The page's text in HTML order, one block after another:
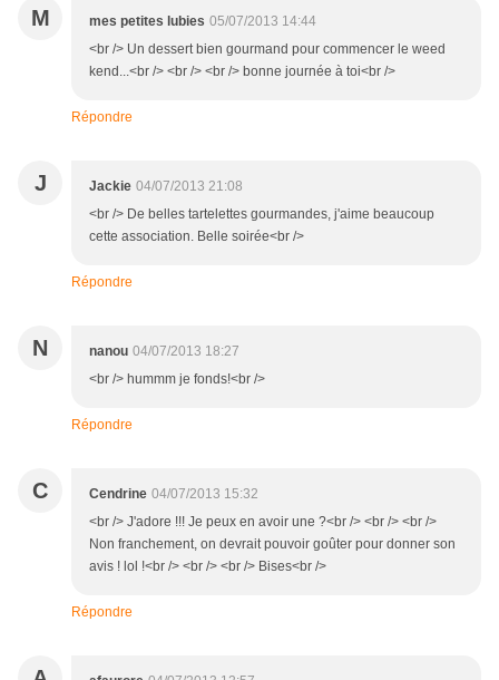
M mes petites lubies 05/07/2013 14:44
<br /> Un dessert bien gourmand pour commencer le weed
kend...<br /> <br /> <br /> bonne journée à toi<br />
Répondre
J Jackie 04/07/2013 21:08
<br /> De belles tartelettes gourmandes, j'aime beaucoup
cette association. Belle soirée<br />
Répondre
N nanou 04/07/2013 18:27
<br /> hummm je fonds!<br />
Répondre
C Cendrine 04/07/2013 15:32
<br /> J'adore !!! Je peux en avoir une ?<br /> <br /> <br />
Non franchement, on devrait pouvoir goûter pour donner son
avis ! lol !<br /> <br /> <br /> Bises<br />
Répondre